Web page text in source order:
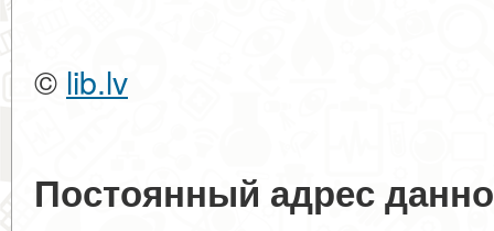
© lib.lv
Постоянный адрес